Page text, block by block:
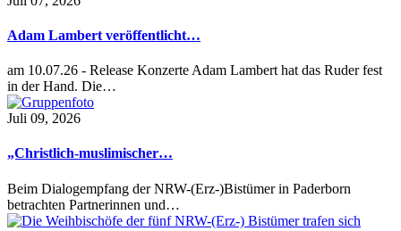
Adam Lambert veröffentlicht…
am 10.07.26 - Release Konzerte Adam Lambert hat das Ruder fest
in der Hand. Die…
Juli 09, 2026
„Christlich-muslimischer…
Beim Dialogempfang der NRW-(Erz-)Bistümer in Paderborn
betrachten Partnerinnen und…